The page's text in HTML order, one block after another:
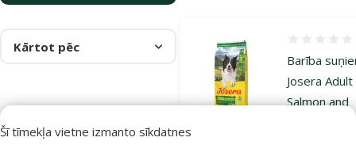
Šī tīmekļa vietne izmanto sīkdatnes
Kārtot pēc
Barība
Josera Adult
Salmon and